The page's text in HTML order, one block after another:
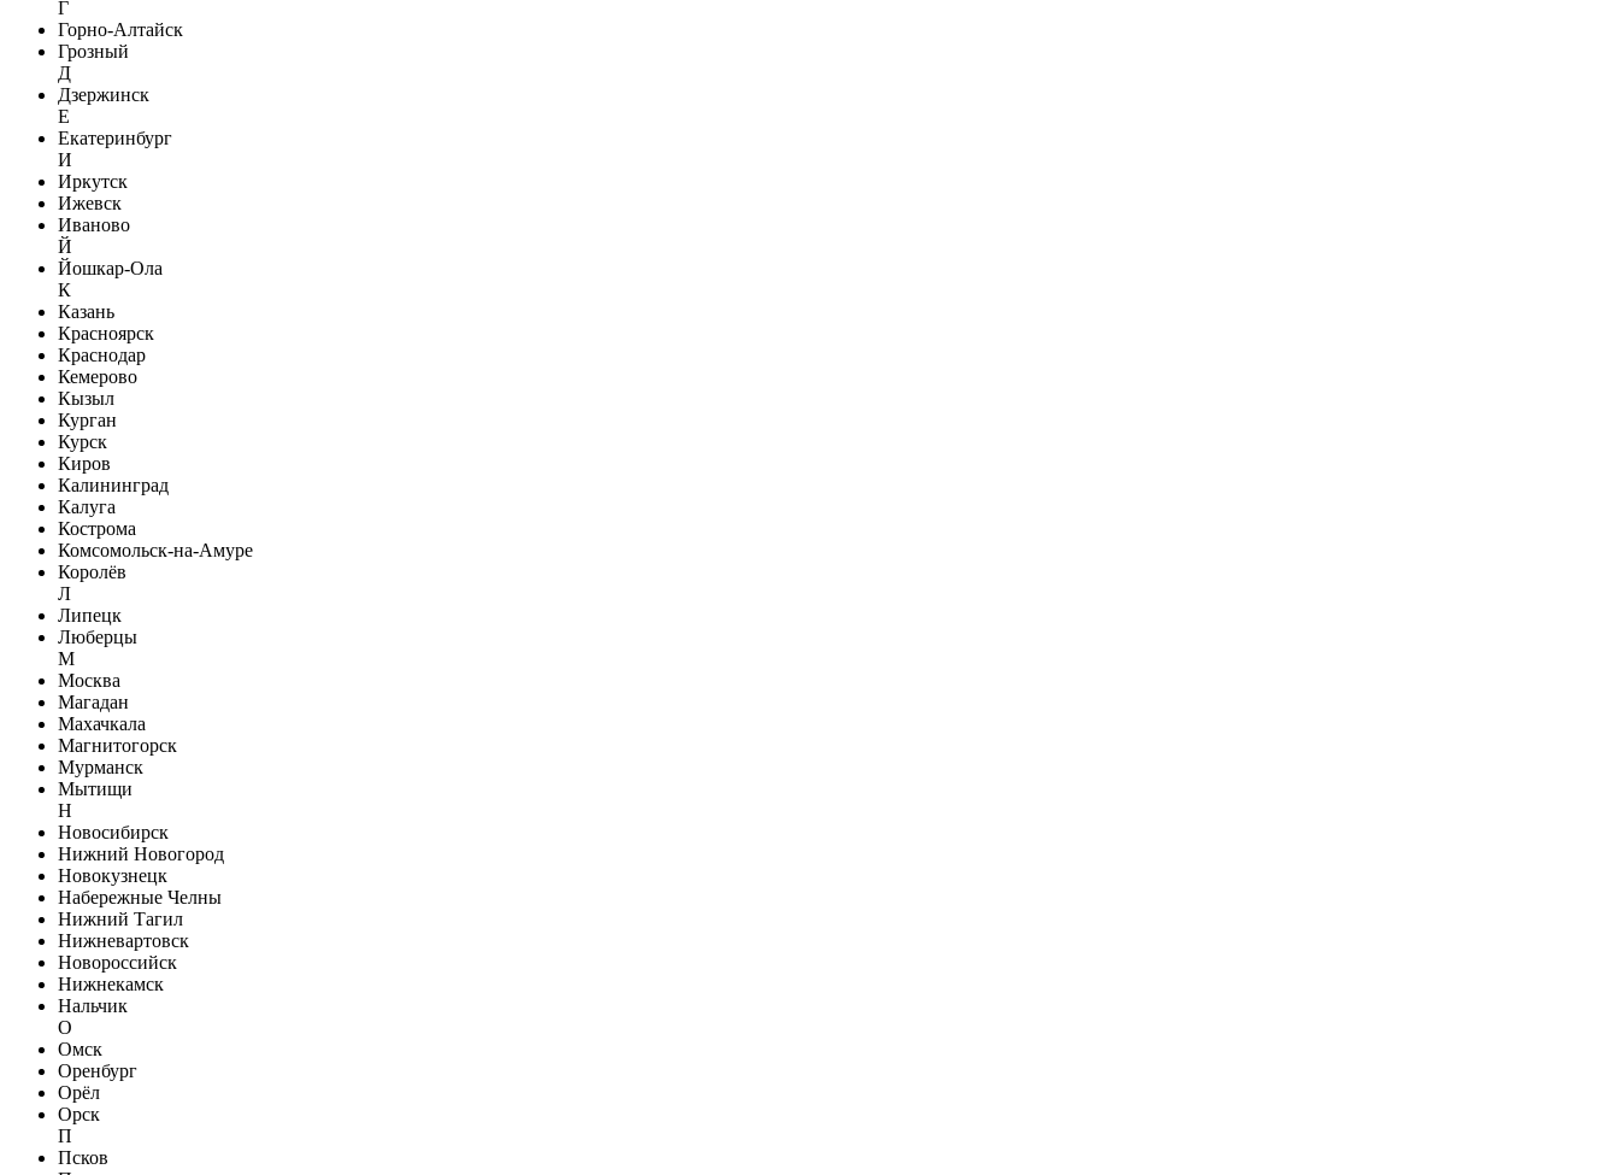
Г
Горно-Алтайск
Грозный
Д
Дзержинск
Е
Екатеринбург
И
Иркутск
Ижевск
Иваново
Й
Йошкар-Ола
К
Казань
Красноярск
Краснодар
Кемерово
Кызыл
Курган
Курск
Киров
Калининград
Калуга
Кострома
Комсомольск-на-Амуре
Королёв
Л
Липецк
Люберцы
М
Москва
Магадан
Махачкала
Магнитогорск
Мурманск
Мытищи
Н
Новосибирск
Нижний Новогород
Новокузнецк
Набережные Челны
Нижний Тагил
Нижневартовск
Новороссийск
Нижнекамск
Нальчик
О
Омск
Оренбург
Орёл
Орск
П
Псков